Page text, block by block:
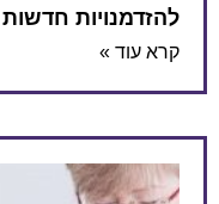
להזדמנויות חדשות
קרא עוד »